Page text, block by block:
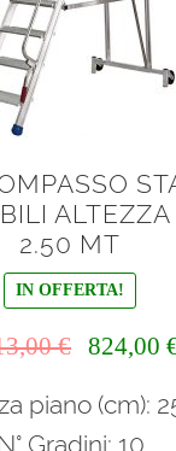
2.50 MT
IN OFFERTA!
€
originale
824,00
piano (cm):
N° Gradini: 10